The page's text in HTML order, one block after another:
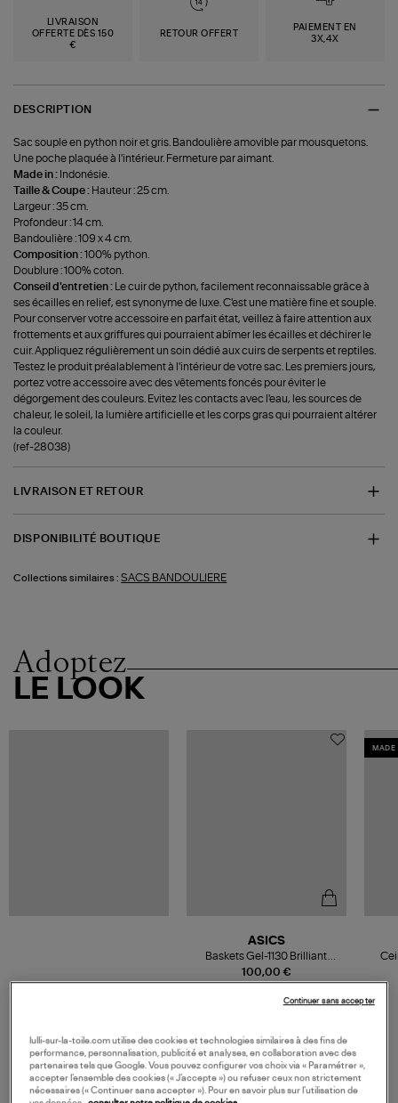
LIVRAISON
OFFERTE DÈS 150
€
RETOUR OFFERT
PAIEMENT EN
3X,4X
DESCRIPTION
Sac souple en python noir et gris. Bandoulière amovible par mousquetons.
Une poche plaquée à l'intérieur. Fermeture par aimant.
Made in : Indonésie.
Taille & Coupe : Hauteur : 25 cm.
Largeur : 35 cm.
Profondeur : 14 cm.
Bandoulière : 109 x 4 cm.
Composition :100% python.
Doublure : 100% coton.
Conseil d'entretien :
Le cuir de python, facilement reconnaissable grâce à
ses écailles en relief, est synonyme de luxe. C'est une matière fine et souple.
Pour conserver votre accessoire en parfait état, veillez à faire attention aux
frottements et aux griffures qui pourraient abîmer les écailles et déchirer le
cuir. Appliquez régulièrement un soin dédié aux cuirs de serpents et reptiles.
Testez le produit préalablement à l'intérieur de votre sac. Les premiers jours,
portez votre accessoire avec des vêtements foncés pour éviter le
dégorgement des couleurs. Evitez les contacts avec l'eau, les sources de
chaleur, le soleil, la lumière artificielle et les corps gras qui pourraient altérer
la couleur.
(ref-28038)
LIVRAISON ET RETOUR
DISPONIBILITÉ BOUTIQUE
Collections similaires : SACS BANDOULIERE
Adoptez
LE LOOK
100,00 €
ASICS
Baskets Gel-1130 Brilliant
White
MADE
VOS DERNIERS PRODUITS VUS
lulli-sur-la-toile.com utilise des cookies et technologies similaires à des fins de
performance, personnalisation, publicité et analyses, en collaboration avec des
partenaires tels que Google. Vous pouvez configurer vos choix via « Paramétrer »,
accepter l’ensemble des cookies (« J’accepte ») ou refuser ceux non strictement
nécessaires (« Continuer sans accepter »). Pour en savoir plus sur l’utilisation de
Continuer sans accepter